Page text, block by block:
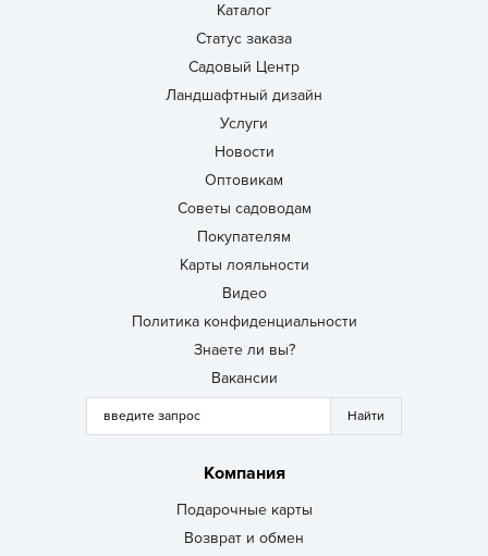
Каталог
Статус заказа
Садовый Центр
Ландшафтный дизайн
Услуги
Новости
Оптовикам
Советы садоводам
Покупателям
Карты лояльности
Видео
Политика конфиденциальности
Знаете ли вы?
Вакансии
Компания
Подарочные карты
Возврат и обмен